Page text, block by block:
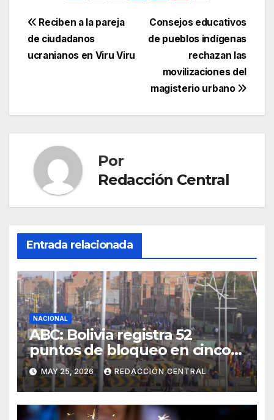
Navegación
de
Consejos educativos
de pueblos indígenas
rechazan las
movilizaciones del
magisterio urbano
Reciben a la pareja
de ciudadanos
ucranianos en Viru Viru
Por
Redacción Central
Entrada relacionada
NACIONAL
ABC: Bolivia registra 52
puntos de bloqueo en cinco
departamentos
MAY 25, 2026 REDACCIÓN CENTRAL